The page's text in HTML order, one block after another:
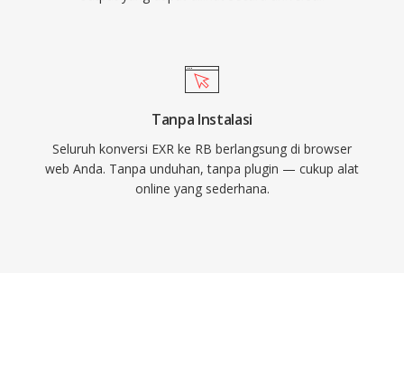
Tanpa Instalasi
Seluruh konversi EXR ke RB berlangsung di browser
web Anda. Tanpa unduhan, tanpa plugin — cukup alat
online yang sederhana.